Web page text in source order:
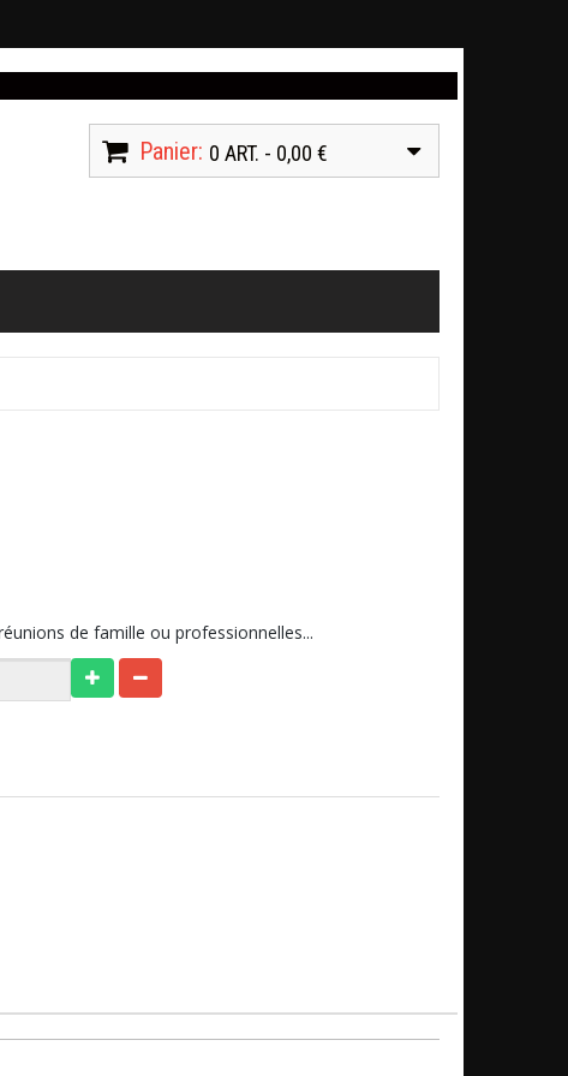
Panier: 0 ART. - 0,00 €
de famille ou professionnelles...